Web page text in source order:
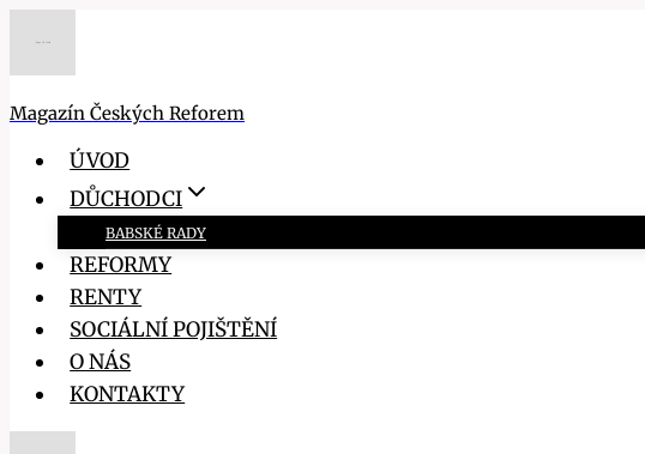
Magazín Českých Reforem
ÚVOD
DŮCHODCI
BABSKÉ RADY
REFORMY
RENTY
SOCIÁLNÍ POJIŠTĚNÍ
O NÁS
KONTAKTY